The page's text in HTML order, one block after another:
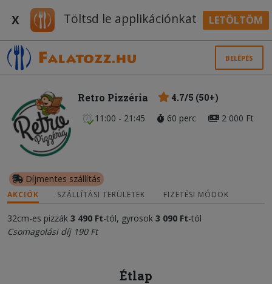
X Töltsd le applikációnkat LETÖLTÖM
BELÉPÉS
Retro Pizzéria
4.7/5 (50+)
11:00 - 21:45
60 perc 2 000 Ft
Díjmentes szállítás
AKCIÓK SZÁLLÍTÁSI TERÜLETEK FIZETÉSI MÓDOK
32cm-es pizzák 3 490 Ft-tól, gyrosok 3 090 Ft-tól
Csomagolási díj 190 Ft
Étlap